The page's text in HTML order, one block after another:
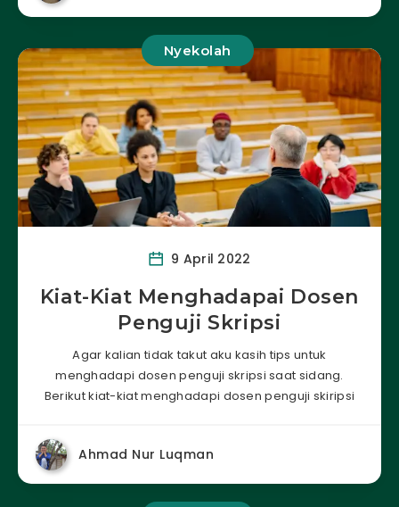
Nyekolah
9 April 2022
Kiat-Kiat Menghadapai Dosen
Penguji Skripsi
Agar kalian tidak takut aku kasih tips untuk
menghadapi dosen penguji skripsi saat sidang.
Berikut kiat-kiat menghadapi dosen penguji skiripsi
Ahmad Nur Luqman